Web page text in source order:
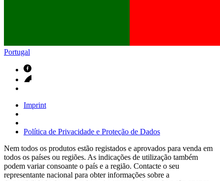
Portugal
Imprint
Política de Privacidade e Proteção de Dados
Nem todos os produtos estão registados e aprovados para venda em
todos os países ou regiões. As indicações de utilização também
podem variar consoante o país e a região. Contacte o seu
representante nacional para obter informações sobre a